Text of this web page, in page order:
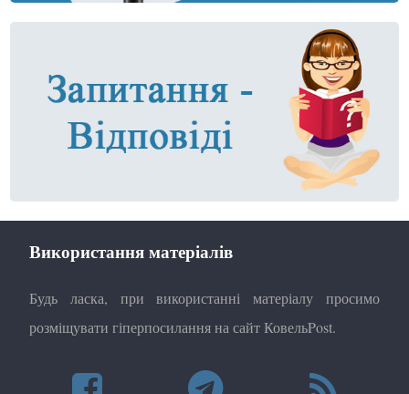
Використання матеріалів
Будь ласка, при використанні матеріалу просимо
розміщувати гіперпосилання на сайт КовельPost.